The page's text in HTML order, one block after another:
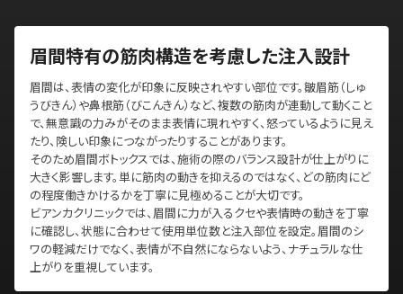
眉間特有の筋肉構造を考慮した注入設計
眉間は、表情の変化が印象に反映されやすい部位です。皺眉筋（しゅ
うびきん）や鼻根筋（びこんきん）など、複数の筋肉が連動して動くこと
で、無意識の力みがそのまま表情に現れやすく、怒っているように見え
たり、険しい印象につながったりすることがあります。
そのため眉間ボトックスでは、施術の際のバランス設計が仕上がりに
大きく影響します。単に筋肉の動きを抑えるのではなく、どの筋肉にど
の程度働きかけるかを丁寧に見極めることが大切です。
ビアンカクリニックでは、眉間に力が入るクセや表情時の動きを丁寧
に確認し、状態に合わせて使用単位数と注入部位を設定。眉間のシ
ワの軽減だけでなく、表情が不自然にならないよう、ナチュラルな仕
上がりを重視しています。